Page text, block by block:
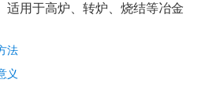
用于高炉、转炉、烧结等冶金
法
义